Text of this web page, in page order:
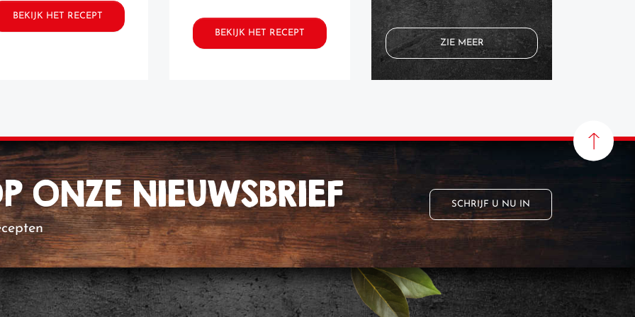
ZIE MEER
BEKIJK HET RECEPT
BEKIJK HET RECEPT
BEKIJK HET RECEPT
ONZE NIEUWSBRIEF SCHRIJF U NU IN